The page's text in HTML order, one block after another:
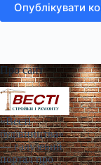
Опублікувати
Про сайт
«Весті
будівництва»
— галузевий
портал про